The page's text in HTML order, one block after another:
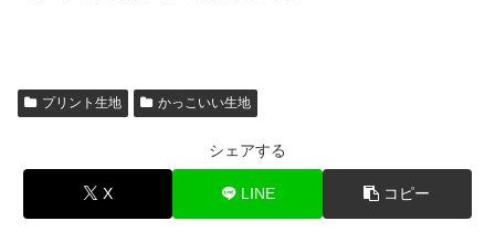
プリント生地 かっこいい生地
シェアする
X LINE コピー